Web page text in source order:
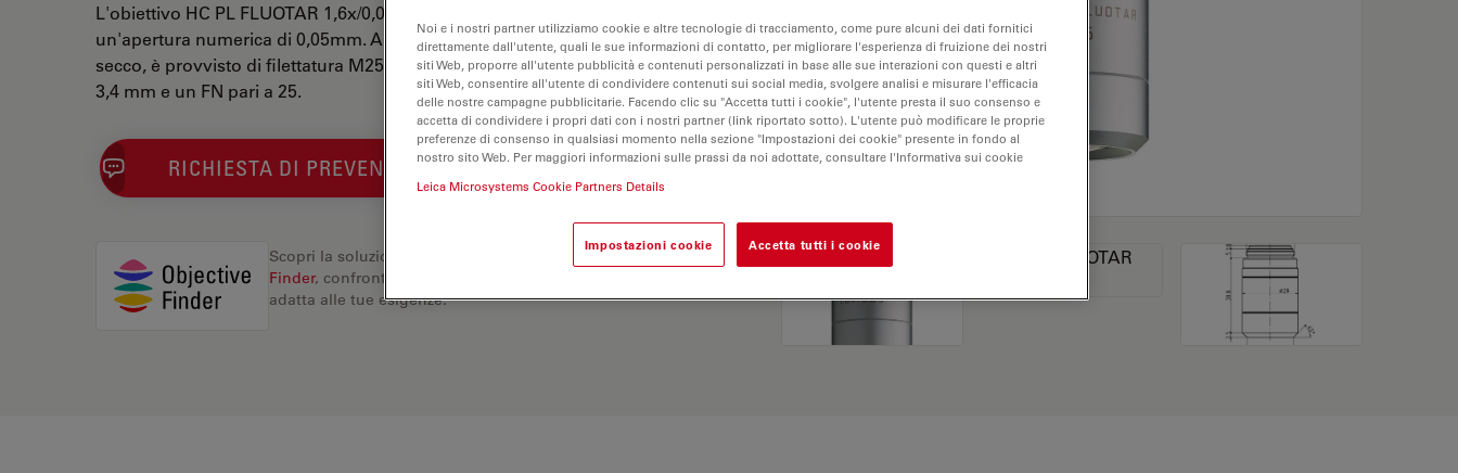
L'obiettivo HC PL FLUOTAR 1,6x/0,05 ha un ingrandimento di 1,6X e
un'apertura numerica di 0,05mm. Adatto per l'analisi dei campioni a
secco, è provvisto di filettatura M25, con una distanza di lavoro libera di
3,4 mm e un FN pari a 25.
RICHIESTA DI PREVENTIVO
Scopri la soluzione perfetta. Esplora il nostroObjective
Finder, confronta le alternative e trova l’opzione più
adatta alle tue esigenze.
Noi e i nostri partner utilizziamo cookie e altre tecnologie di tracciamento, come pure alcuni dei dati fornitici
direttamente dall'utente, quali le sue informazioni di contatto, per migliorare l'esperienza di fruizione dei nostri
siti Web, proporre all'utente pubblicità e contenuti personalizzati in base alle sue interazioni con questi e altri
siti Web, consentire all'utente di condividere contenuti sui social media, svolgere analisi e misurare l'efficacia
delle nostre campagne pubblicitarie. Facendo clic su "Accetta tutti i cookie", l'utente presta il suo consenso e
accetta di condividere i propri dati con i nostri partner (link riportato sotto). L'utente può modificare le proprie
preferenze di consenso in qualsiasi momento nella sezione "Impostazioni dei cookie" presente in fondo al
nostro sito Web. Per maggiori informazioni sulle prassi da noi adottate, consultare l'Informativa sui cookie
Leica Microsystems Cookie Partners Details
Impostazioni cookie Accetta tutti i cookie